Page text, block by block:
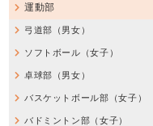
運動部
弓道部（男女）
ソフトボール（女子）
卓球部（男女）
バスケットボール部（女子）
バドミントン部（女子）